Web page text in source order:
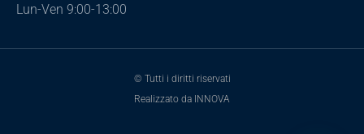
Lun-Ven 9:00-13:00
© Tutti i diritti riservati
Realizzato da INNOVA